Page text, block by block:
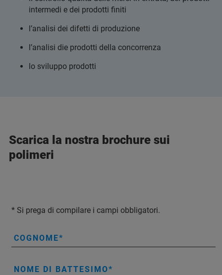
intermedi e dei prodotti finiti
l’analisi dei difetti di produzione
l’analisi die prodotti della concorrenza
lo sviluppo prodotti
Scarica la nostra brochure sui
polimeri
* Si prega di compilare i campi obbligatori.
COGNOME
NOME DI BATTESIMO